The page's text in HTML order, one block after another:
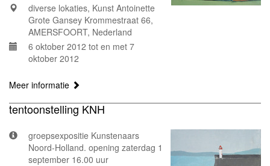
diverse lokaties, Kunst Antoinette
Grote Gansey Krommestraat 66,
AMERSFOORT, Nederland
6 oktober 2012 tot en met 7
oktober 2012
Meer informatie
tentoonstelling KNH
groepsexpositie Kunstenaars
Noord-Holland. opening zaterdag 1
september 16.00 uur